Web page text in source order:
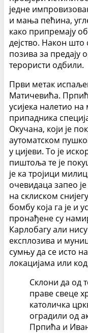
једне
и мања пећина,
како припремају
дејство. Након
позива за предају
терористи одбили.
Први метак
Матичевића. Прпић
усијека налетио
припадника
Окучана, који је
аутоматском
у цијеви. То је
пиштоља те је
је ка тројици
очевидаца запео
на склиском
бомбу која га је и
пронађене су
Карлобагу али
експлозива и
сумњу да се исто
локацијама или код
Склони да од
праве свеце
католичка
оградили од
Прпића и